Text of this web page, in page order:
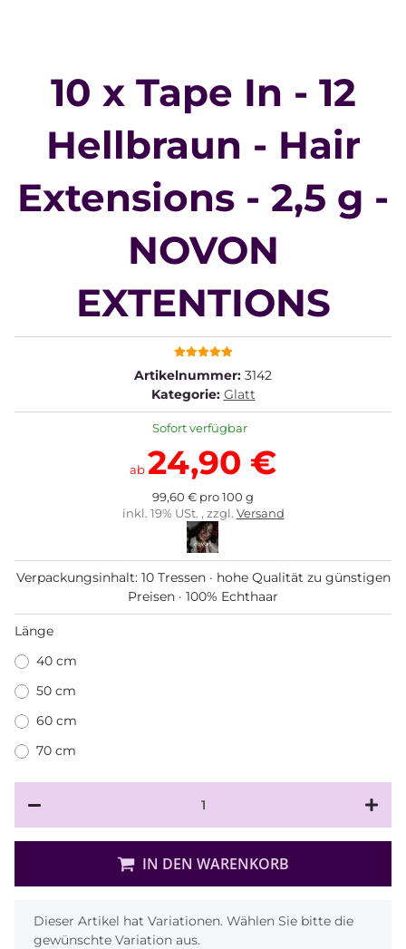
10 x Tape In - 12
Hellbraun - Hair
Extensions - 2,5 g -
NOVON
EXTENTIONS
Artikelnummer: 3142
Kategorie: Glatt
Sofort verfügbar
ab24,90 €
99,60 € pro 100 g
inkl. 19% USt. , zzgl. Versand
Verpackungsinhalt: 10 Tressen · hohe Qualität zu günstigen
Preisen · 100% Echthaar
Länge
40 cm
50 cm
60 cm
70 cm
IN DEN WARENKORB
x
Dieser Artikel hat Variationen. Wählen Sie bitte die
gewünschte Variation aus.